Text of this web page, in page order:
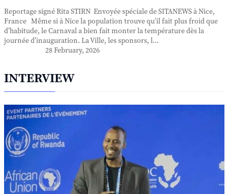
Reportage signé Rita STIRN Envoyée spéciale de SITANEWS à Nice,
France Même si à Nice la population trouve qu’il fait plus froid que
d’habitude, le Carnaval a bien fait monter la température dès la
journée d’inauguration. La Ville, les sponsors, l...
28 February, 2026
INTERVIEW